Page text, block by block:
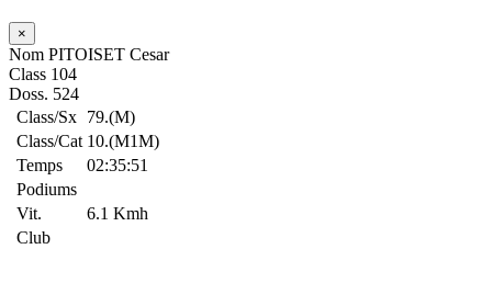
×
Nom PITOISET Cesar
Class 104
Doss. 524
Class/Sx 79.(M)
Class/Cat 10.(M1M)
Temps
02:35:51
Podiums
Vit.
6.1 Kmh
Club